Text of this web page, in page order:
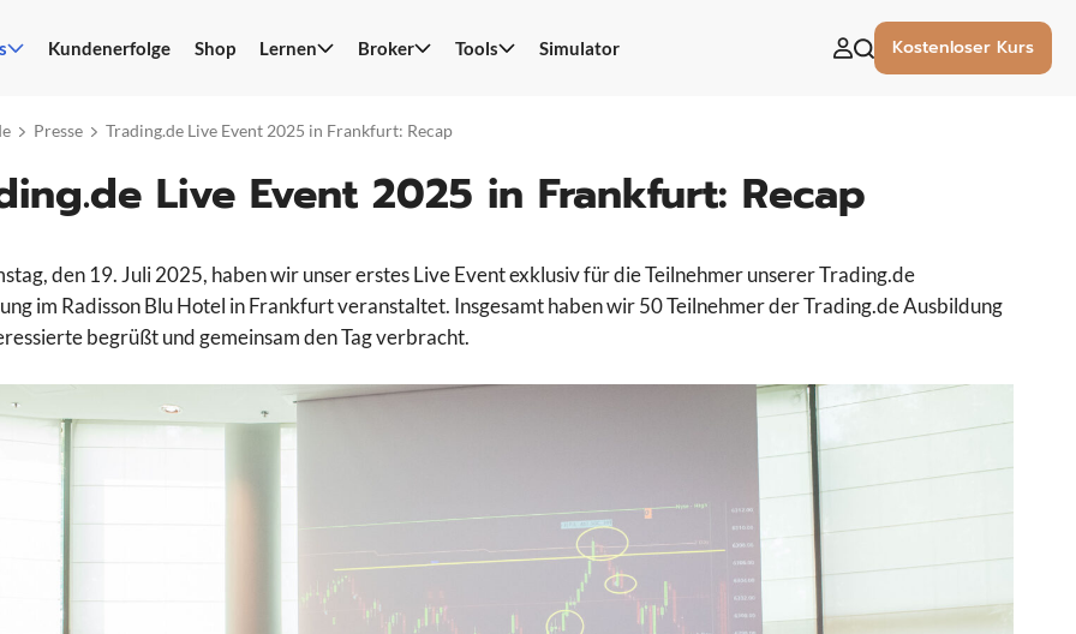
Kundenerfolge Shop Lernen Broker Tools Simulator Kostenloser Kurs
Presse Trading.de Live Event 2025 in Frankfurt: Recap
Live Event 2025 in Frankfurt: Recap
den 19. Juli 2025, haben wir unser erstes Live Event exklusiv für die Teilnehmer unserer Trading.de
im Radisson Blu Hotel in Frankfurt veranstaltet. Insgesamt haben wir 50 Teilnehmer der Trading.de Ausbildung
begrüßt und gemeinsam den Tag verbracht.